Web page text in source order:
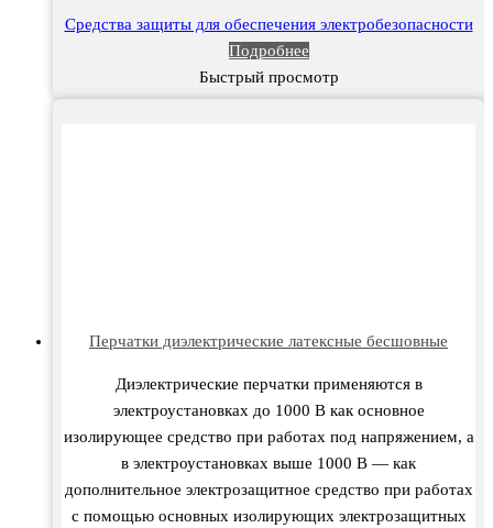
Средства защиты для обеспечения электробезопасности
Подробнее
Быстрый просмотр
Перчатки диэлектрические латексные бесшовные
Диэлектрические перчатки применяются в
электроустановках до 1000 В как основное
изолирующее средство при работах под напряжением, а
в электроустановках выше 1000 В — как
дополнительное электрозащитное средство при работах
с помощью основных изолирующих электрозащитных